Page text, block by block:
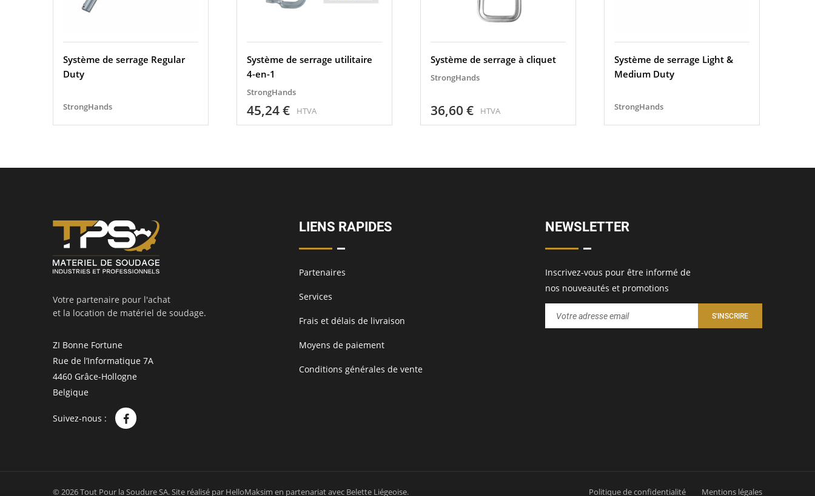
Système de serrage Regular
Duty
StrongHands
Système de serrage utilitaire
4-en-1
StrongHands
45,24€ HTVA
Système de serrage à cliquet
StrongHands
36,60 € HTVA
Système de serrage Light &
Medium Duty
StrongHands
Votre partenaire pour l'achat
et la location de matériel de soudage.
ZI Bonne Fortune
Rue de l’Informatique 7A
4460 Grâce-Hollogne
Belgique
Suivez-nous :
LIENS RAPIDES
Partenaires
Services
Frais et délais de livraison
Moyens de paiement
Conditions générales de vente
NEWSLETTER
Inscrivez-vous pour être informé de
nos nouveautés et promotions
© 2026 Tout Pour la Soudure SA.Site réalisé par HelloMaksim en partenariat avec Belette Liégeoise. Politique de confidentialité Mentions légales